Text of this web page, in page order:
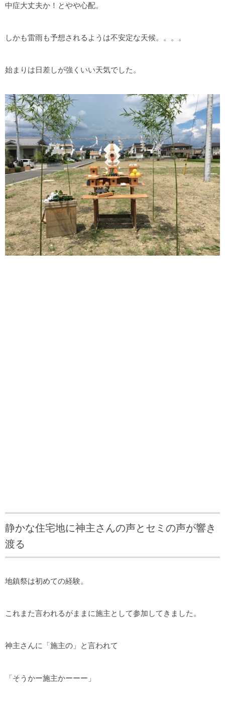
中症大丈夫か！とやや心配。
しかも雷雨も予想されるようは不安定な天候。。。。
始まりは日差しが強くいい天気でした。
静かな住宅地に神主さんの声とセミの声が響き
渡る
地鎮祭は初めての経験。
これまた言われるがままに施主として参加してきました。
神主さんに「施主の」と言われて
「そうかー施主かーーー」